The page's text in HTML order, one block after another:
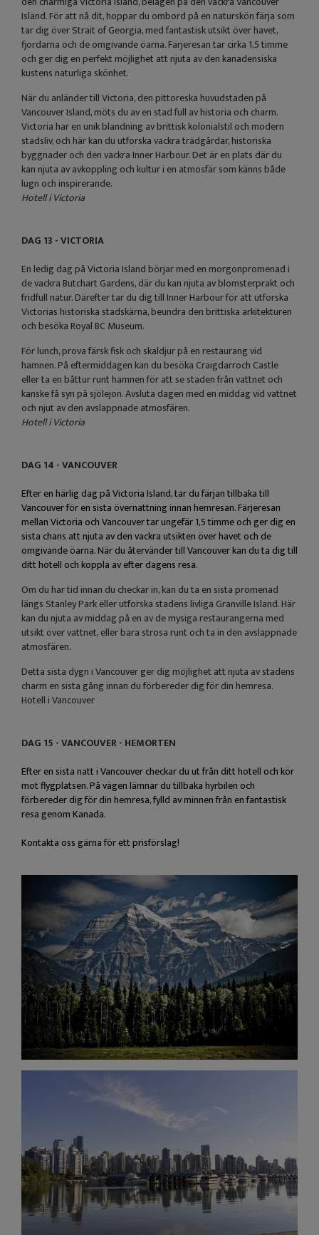
Island. För att nå dit, hoppar du ombord på en naturskön färja som
tar dig över Strait of Georgia, med fantastisk utsikt över havet,
fjordarna och de omgivande öarna. Färjeresan tar cirka 1,5 timme
och ger dig en perfekt möjlighet att njuta av den kanadensiska
kustens naturliga skönhet.
När du anländer till Victoria, den pittoreska huvudstaden på
Vancouver Island, möts du av en stad full av historia och charm.
Victoria har en unik blandning av brittisk kolonialstil och modern
stadsliv, och här kan du utforska vackra trädgårdar, historiska
byggnader och den vackra Inner Harbour. Det är en plats där du
kan njuta av avkoppling och kultur i en atmosfär som känns både
lugn och inspirerande.
Hotell i Victoria
DAG 13 - VICTORIA
En ledig dag på Victoria Island börjar med en morgonpromenad i
de vackra Butchart Gardens, där du kan njuta av blomsterprakt och
fridfull natur. Därefter tar du dig till Inner Harbour för att utforska
Victorias historiska stadskärna, beundra den brittiska arkitekturen
och besöka Royal BC Museum.
För lunch, prova färsk fisk och skaldjur på en restaurang vid
hamnen. På eftermiddagen kan du besöka Craigdarroch Castle
eller ta en båttur runt hamnen för att se staden från vattnet och
kanske få syn på sjölejon. Avsluta dagen med en middag vid vattnet
och njut av den avslappnade atmosfären.
Hotell i Victoria
DAG 14 - VANCOUVER
Efter en härlig dag på Victoria Island, tar du färjan tillbaka till
Vancouver för en sista övernattning innan hemresan. Färjeresan
mellan Victoria och Vancouver tar ungefär 1,5 timme och ger dig en
sista chans att njuta av den vackra utsikten över havet och de
omgivande öarna. När du återvänder till Vancouver kan du ta dig till
ditt hotell och koppla av efter dagens resa.
Om du har tid innan du checkar in, kan du ta en sista promenad
längs Stanley Park eller utforska stadens livliga Granville Island. Här
kan du njuta av middag på en av de mysiga restaurangerna med
utsikt över vattnet, eller bara strosa runt och ta in den avslappnade
atmosfären.
Detta sista dygn i Vancouver ger dig möjlighet att njuta av stadens
charm en sista gång innan du förbereder dig för din hemresa.
Hotell i Vancouver
DAG 15 - VANCOUVER - HEMORTEN
Efter en sista natt i Vancouver checkar du ut från ditt hotell och kör
mot flygplatsen. På vägen lämnar du tillbaka hyrbilen och
förbereder dig för din hemresa, fylld av minnen från en fantastisk
resa genom Kanada.
Kontakta oss gärna för ett prisförslag!